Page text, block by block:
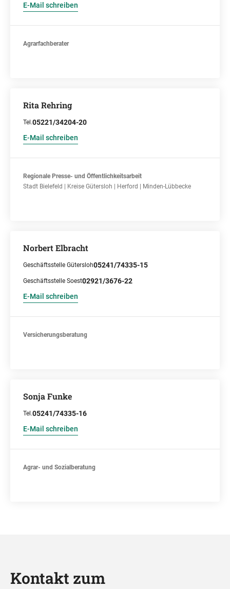
E-Mail schreiben
Agrarfachberater
Rita Rehring
Tel.05221/34204-20
E-Mail schreiben
Regionale Presse- und Öffentlichkeitsarbeit
Stadt Bielefeld | Kreise Gütersloh | Herford | Minden-Lübbecke
Norbert Elbracht
Geschäftsstelle Gütersloh05241/74335-15
Geschäftsstelle Soest02921/3676-22
E-Mail schreiben
Versicherungsberatung
Sonja Funke
Tel.05241/74335-16
E-Mail schreiben
Agrar- und Sozialberatung
Kontakt zum